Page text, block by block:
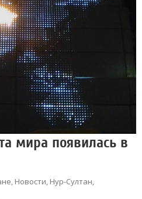
мира появилась в
, Новости, Нур-Султан,